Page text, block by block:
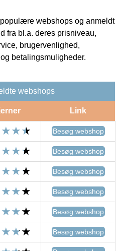
webshops og anmeldt
fra bl.a. deres prisniveau,
brugervenlighed,
betalingsmuligheder.
webshops
Link
Besøg webshop
Besøg webshop
Besøg webshop
Besøg webshop
Besøg webshop
Besøg webshop